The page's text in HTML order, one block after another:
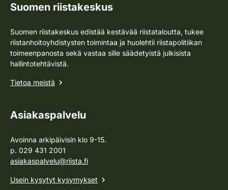
Suomen riistakeskus
Suomen riistakeskus edistää kestävää riistataloutta, tukee
riistanhoitoyhdistysten toimintaa ja huolehtii riistapolitiikan
toimeenpanosta sekä vastaa sille säädetyistä julkisista
hallintotehtävistä.
Tietoa meistä
Asiakaspalvelu
Avoinna arkipäivisin klo 9-15.
p. 029 431 2001
asiakaspalvelu@riista.fi
Usein kysytyt kysymykset